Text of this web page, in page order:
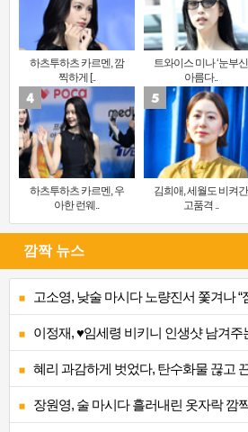
하츠투하츠 카르멘, 깜
찍하게 [..
트와이스 미나 ‘눈부신
아름다..
하츠투하츠 카르멘, 우
아한 런웨..
김희애, 세월도 비켜간
고품격 ..
깜짝 뉴스
고소영, 낮술 마시다 노량진서 쫓겨나 “
이정재, ♥임세령 비키니 인생샷 남겨
혜리 과감하게 벗었다, 탄수화물 끊고
장원영, 술 마시다 흘러내린 옷자락 깜